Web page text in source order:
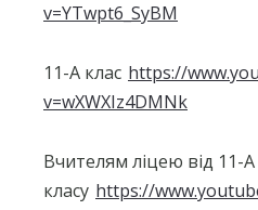
v=YTwpt6_SyBM
11-А клас https://
v=wXWXIz4DMNk
Вчителям ліцею від 11-А
класу https://